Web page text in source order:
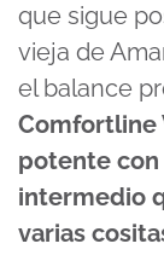
que sigue
vieja de
el balance
Comfortline
potente
intermedio
varias